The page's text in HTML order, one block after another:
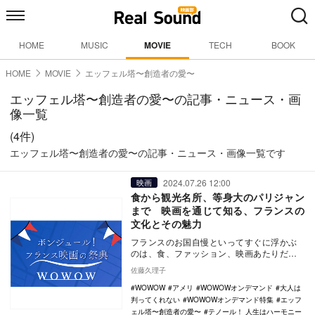
HOME MUSIC MOVIE TECH BOOK
HOME MOVIE エッフェル塔〜創造者の愛〜
エッフェル塔〜創造者の愛〜の記事・ニュース・画
像一覧
(4件)
エッフェル塔〜創造者の愛〜の記事・ニュース・画像一覧です
映画 2024.07.26 12:00
食から観光名所、等身大のパリジャン
まで 映画を通じて知る、フランスの
文化とその魅力
フランスのお国自慢といってすぐに浮かぶ
のは、食、ファッション、映画あたりだろ
うか。もちろんサッカーや乗馬、柔道（実
はポピュラー）…
佐藤久理子
WOWOW
アメリ WOWOWオンデマンド
大人は
判ってくれない
WOWOWオンデマンド特集
エッフ
ェル塔〜創造者の愛〜
テノール！ 人生はハーモニー